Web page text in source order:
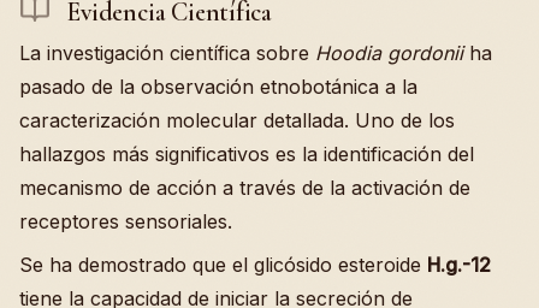
Evidencia Científica
La investigación científica sobre Hoodia gordoniiha
pasado de la observación etnobotánica a la
caracterización molecular detallada. Uno de los
hallazgos más significativos es la identificación del
mecanismo de acción a través de la activación de
receptores sensoriales.
Se ha demostrado que el glicósido esteroide H.g.-12
tiene la capacidad de iniciar la secreción de